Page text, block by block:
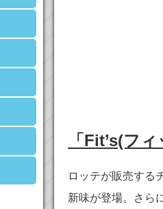
「Fit’s(フ
ロッテが販売する
新味が登場。さら